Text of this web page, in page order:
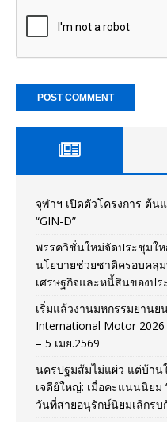
จุฬาฯ เปิดตัวโครงการ ต้
“GIN-D”
พรรควิชั่นใหม่จัดประชุมใ
นโยบายช่วยชาติครอบคลุ
เศรษฐกิจและหนี้สินของปร
เริ่มแล้วงานมหกรรมยานย
International Motor
– 5 เมย.2569
นครปฐมส้มไม่แผ่ว แต่บ้าน
เจดีย์ใหญ่: เมื่อคะแนนนิยม
วันที่สายอนุรักษ์นิยมเลิกรบ